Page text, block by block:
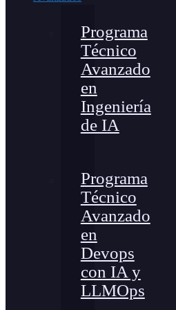
Programa
Técnico
Avanzado
en
Ingeniería
de IA
Programa
Técnico
Avanzado
en
Devops
con IA y
LLMOps